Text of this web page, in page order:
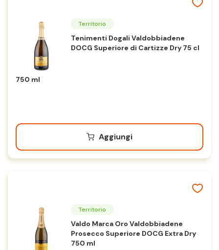
Territorio
Tenimenti Dogali Valdobbiadene
DOCG Superiore di Cartizze Dry 75 cl
750 ml
Aggiungi
Territorio
Valdo Marca Oro Valdobbiadene
Prosecco Superiore DOCG Extra Dry
750 ml